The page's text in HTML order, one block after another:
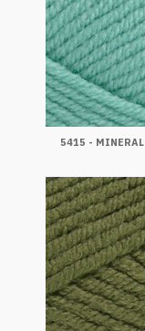
5415 - MINERAL